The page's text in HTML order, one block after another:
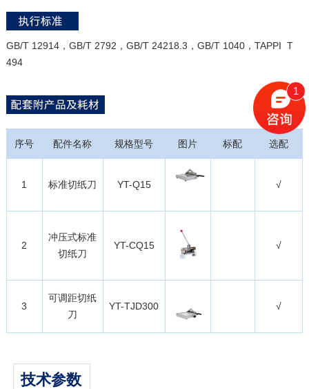
GB/T 12914，GB/T 2792，GB/T 24218.3，GB/T 1040，TAPPI T
494
序号 配件名称 规格型号 图片 标配 选配
1 标准切纸刀 YT-Q15 √
2
冲压式标准
切纸刀
YT-CQ15 √
3
可调距切纸
刀
YT-TJD300 √
技术参数
1